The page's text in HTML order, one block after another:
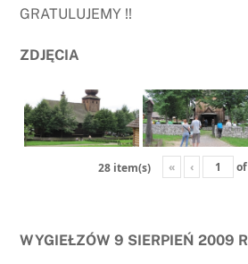
GRATULUJEMY !!
ZDJĘCIA
28 item(s) « ‹ of
WYGIEŁZÓW 9 SIERPIEŃ 2009 R